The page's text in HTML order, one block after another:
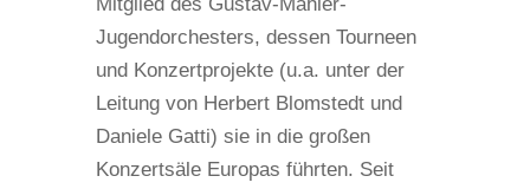
Jugendorchesters, dessen Tourneen
und Konzertprojekte (u.a. unter der
Leitung von Herbert Blomstedt und
Daniele Gatti) sie in die großen
Konzertsäle Europas führten. Seit